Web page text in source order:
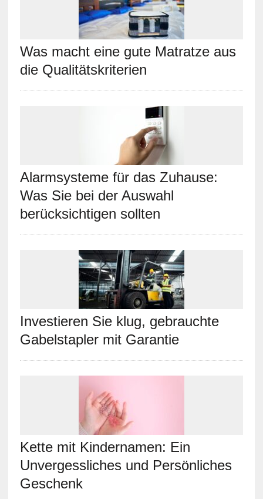
Was macht eine gute Matratze aus
die Qualitätskriterien
Alarmsysteme für das Zuhause:
Was Sie bei der Auswahl
berücksichtigen sollten
Investieren Sie klug, gebrauchte
Gabelstapler mit Garantie
Kette mit Kindernamen: Ein
Unvergessliches und Persönliches
Geschenk